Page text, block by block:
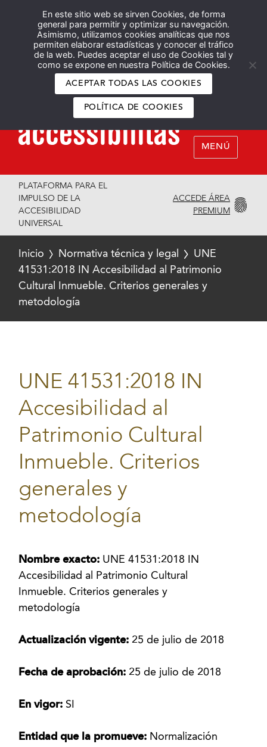
En este sitio web se sirven Cookies, de forma
general para permitir y optimizar su navegación.
Asimismo, utilizamos cookies analíticas que nos
permiten elaborar estadísticas y conocer el tráfico
de la web. Puedes aceptar el uso de Cookies tal y
como se expone en nuestra Política de Cookies.
ACEPTAR TODAS LAS COOKIES
POLÍTICA DE COOKIES
Español English
MENÚ
PLATAFORMA PARA EL
IMPULSO DE LA
ACCESIBILIDAD
UNIVERSAL
ACCEDE ÁREA
PREMIUM
Inicio Normativa técnica y legal
UNE
41531:2018 IN Accesibilidad al Patrimonio
Cultural Inmueble. Criterios generales y
metodología
UNE 41531:2018 IN
Accesibilidad al
Patrimonio Cultural
Inmueble. Criterios
generales y
metodología
Nombre exacto: UNE 41531:2018 IN
Accesibilidad al Patrimonio Cultural
Inmueble. Criterios generales y
metodología
Actualización vigente: 25 de julio de 2018
Fecha de aprobación: 25 de julio de 2018
En vigor: SI
Entidad que la promueve: Normalización